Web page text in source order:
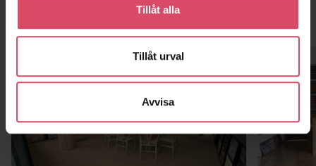
Tillåt alla
Tillåt urval
Avvisa
Kontor och showroom